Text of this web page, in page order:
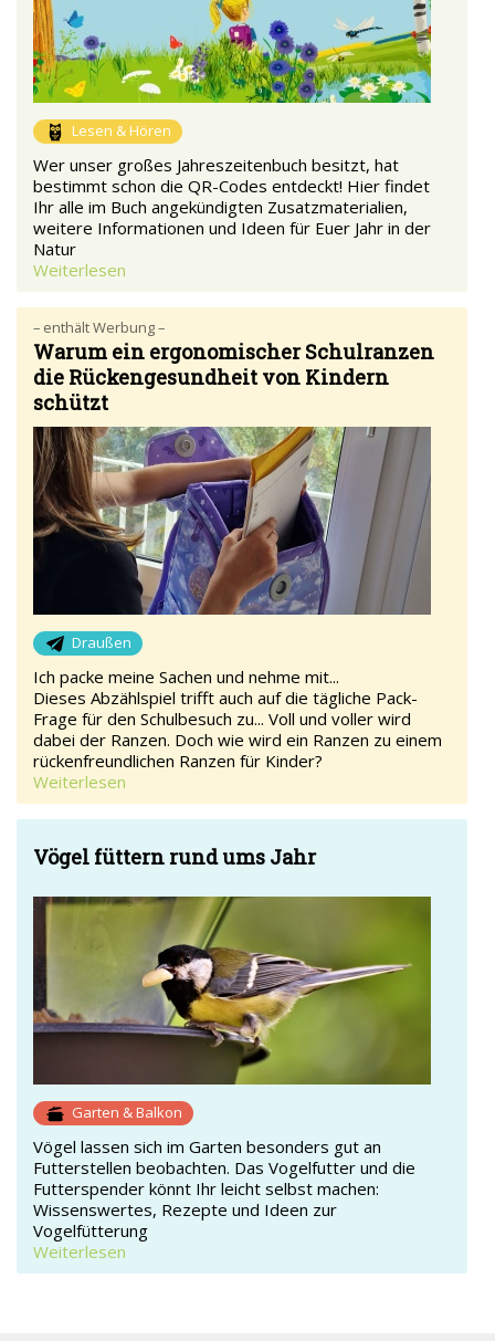
Lesen & Hören
Wer unser großes Jahreszeitenbuch besitzt, hat
bestimmt schon die QR-Codes entdeckt! Hier findet
Ihr alle im Buch angekündigten Zusatzmaterialien,
weitere Informationen und Ideen für Euer Jahr in der
Natur
Weiterlesen
– enthält Werbung –
Warum ein ergonomischer Schulranzen
die Rückengesundheit von Kindern
schützt
Draußen
Ich packe meine Sachen und nehme mit...
Dieses Abzählspiel trifft auch auf die tägliche Pack-
Frage für den Schulbesuch zu... Voll und voller wird
dabei der Ranzen. Doch wie wird ein Ranzen zu einem
rückenfreundlichen Ranzen für Kinder?
Weiterlesen
Vögel füttern rund ums Jahr
Garten & Balkon
Vögel lassen sich im Garten besonders gut an
Futterstellen beobachten. Das Vogelfutter und die
Futterspender könnt Ihr leicht selbst machen:
Wissenswertes, Rezepte und Ideen zur
Vogelfütterung
Weiterlesen